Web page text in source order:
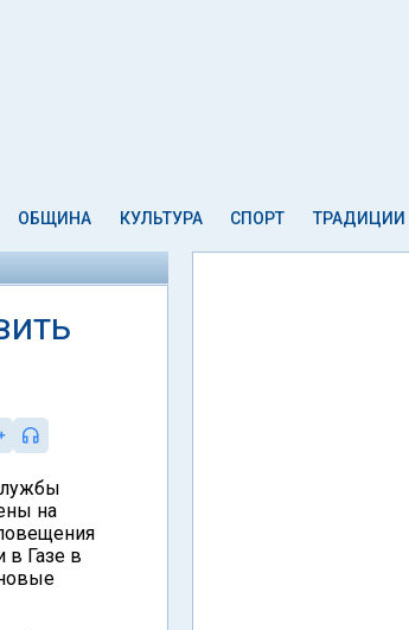
ОБЩИНА КУЛЬТУРА СПОРТ ТРАДИЦИИ
на
в Газе в